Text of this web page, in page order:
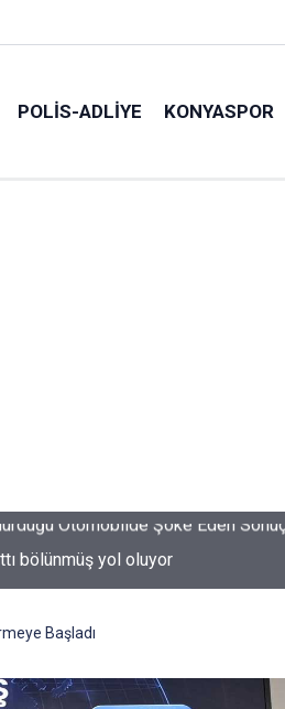
POLİS-ADLİYE KONYASPOR
bölünmüş yol oluyor
Başladı